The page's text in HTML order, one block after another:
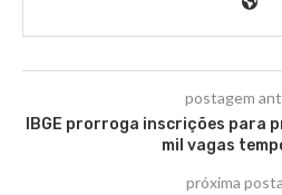
postagem
IBGE prorroga inscrições para
mil vagas
próxima